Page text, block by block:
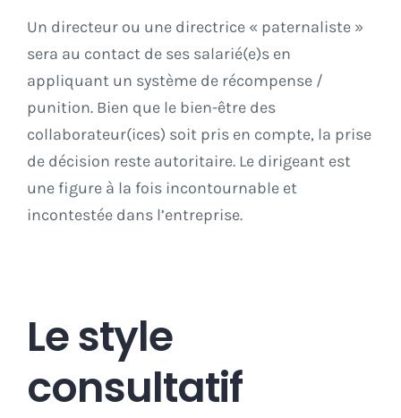
Un directeur ou une directrice « paternaliste »
sera au contact de ses salarié(e)s en
appliquant un système de récompense /
punition. Bien que le bien-être des
collaborateur(ices) soit pris en compte, la prise
de décision reste autoritaire. Le dirigeant est
une figure à la fois incontournable et
incontestée dans l’entreprise.
Le style
consultatif